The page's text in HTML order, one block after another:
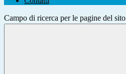
Campo di ricerca per le pagine del sito